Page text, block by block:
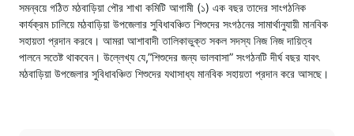
সমন্বয়ে গঠিত মঠবাড়িয়া পৌর শাখা কমিটি আগামী (১) এক বছর তাদের সাংগঠনিক
কার্যক্রম চালিয়ে মঠবাড়িয়া উপজেলার সুবিধাবঞ্চিত শিশুদের সংগঠনের সামার্থানুযায়ী মানবিক
সহায়তা প্রদান করবে। আমরা আশাবাদী তালিকাভুক্ত সকল সদস্য নিজ নিজ দায়িত্ব
পালনে সতেষ্ট থাকবেন। উল্লেখ্য যে,”শিশুদের জন্য ভালবাসা” সংগঠনটি দীর্ঘ বছর যাবৎ
মঠবাড়িয়া উপজেলার সুবিধাবঞ্চিত শিশুদের যথাসাধ্য মানবিক সহায়তা প্রদান করে আসছে।